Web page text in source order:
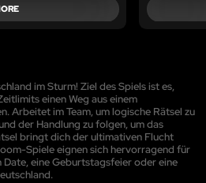
im Sturm! Ziel des Spiels ist es,
einen Weg aus einem
Arbeitet im Team, um logische Rätsel zu
der Handlung zu folgen, um das
bringt dich der ultimativen Flucht
Spiele eignen sich hervorragend für
Date, eine Geburtstagsfeier oder eine